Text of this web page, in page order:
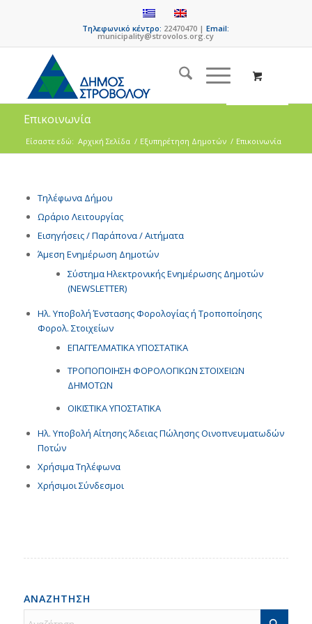
Τηλεφωνικό κέντρο: 22470470 |Email:
municipality@strovolos.org.cy
Επικοινωνία
Είσαστε εδώ: Αρχική Σελίδα / Εξυπηρέτηση Δημοτών / Επικοινωνία
Τηλέφωνα Δήμου
Ωράριο Λειτουργίας
Εισηγήσεις / Παράπονα / Αιτήματα
Άμεση Ενημέρωση Δημοτών
Σύστημα Ηλεκτρονικής Ενημέρωσης Δημοτών
(NEWSLETTER)
Ηλ. Υποβολή Ένστασης Φορολογίας ή Τροποποίησης
Φορολ. Στοιχείων
ΕΠΑΓΓΕΛΜΑΤΙΚΑ ΥΠΟΣΤΑΤΙΚΑ
ΤΡΟΠΟΠΟΙΗΣΗ ΦΟΡΟΛΟΓΙΚΩΝ ΣΤΟΙΧΕΙΩΝ
ΔΗΜΟΤΩΝ
ΟΙΚΙΣΤΙΚΑ ΥΠΟΣΤΑΤΙΚΑ
Ηλ. Υποβολή Αίτησης Άδειας Πώλησης Οινοπνευματωδών
Ποτών
Χρήσιμα Τηλέφωνα
Χρήσιμοι Σύνδεσμοι
ΑΝΑΖΗΤΗΣΗ